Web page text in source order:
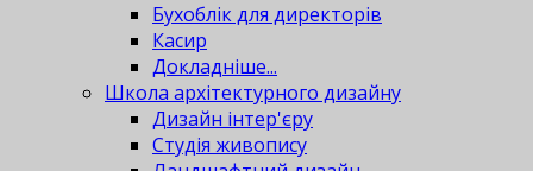
Бухоблік для директорів
Касир
Докладніше...
Школа архітектурного дизайну
Дизайн інтер'єру
Студія живопису